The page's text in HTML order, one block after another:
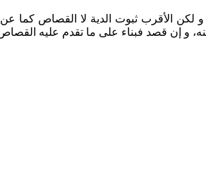
الأقرب ثبوت الدية لا القصاص كما
قصد فبناء على ما تقدم عليه القصاص،